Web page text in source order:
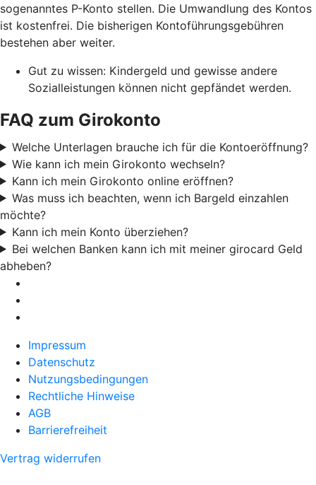
sogenanntes P-Konto stellen. Die Umwandlung des Kontos
ist kostenfrei. Die bisherigen Kontoführungsgebühren
bestehen aber weiter.
Gut zu wissen: Kindergeld und gewisse andere
Sozialleistungen können nicht gepfändet werden.
FAQ zum Girokonto
Welche Unterlagen brauche ich für die Kontoeröffnung?
Wie kann ich mein Girokonto wechseln?
Kann ich mein Girokonto online eröffnen?
Was muss ich beachten, wenn ich Bargeld einzahlen
möchte?
Kann ich mein Konto überziehen?
Bei welchen Banken kann ich mit meiner girocard Geld
abheben?
Impressum
Datenschutz
Nutzungsbedingungen
Rechtliche Hinweise
AGB
Barrierefreiheit
Vertrag widerrufen